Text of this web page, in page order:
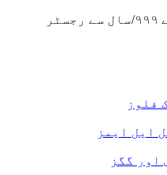
اپنا بہترین ڈومین صرف روپے ۹۹۹/سال سے رجسٹر
فلوز
ایل ایمز